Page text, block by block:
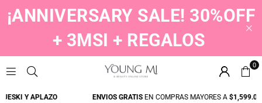
¡ANNIVERSARY SALE! 30%OFF
+ 3MSI + REGALOS
0
Y APLAZO ENVIOS GRATISEN COMPRAS MAYORES A$1,599.00